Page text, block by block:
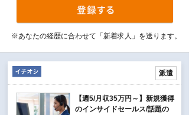
※あなたの経歴に合わせて「新着求人」を送ります。
派遣
【週5/月収35万円～】新規獲得
のインサイドセールス/話題の